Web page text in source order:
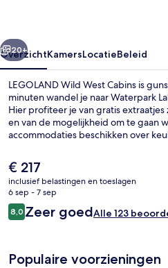
Volgende
20+
OverzichtKamersLocatieBeleid
LEGOLAND Wild West Cabins is
minuten wandel je naar Waterpark
Hier profiteer je van gratis
en van de mogelijkheid om te gaan
accommodaties beschikken over
accommodatie.
De
huidige
prijs
is
€ 217
€ 217
inclusief belastingen en toeslagen
6 sep - 7 sep
Beoordelingen
8,08,0 op 10 –
Zeer goedAlle 123
Populaire voorzieningen